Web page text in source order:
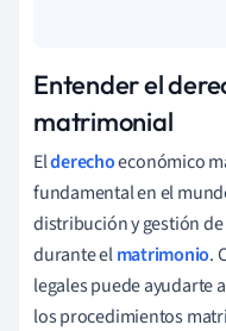
Entender el
matrimonial
Elderechoeconómico
fundamental en el
distribución y gestión
durante elmatrimonio.
legales puede ayudarte
los procedimientos